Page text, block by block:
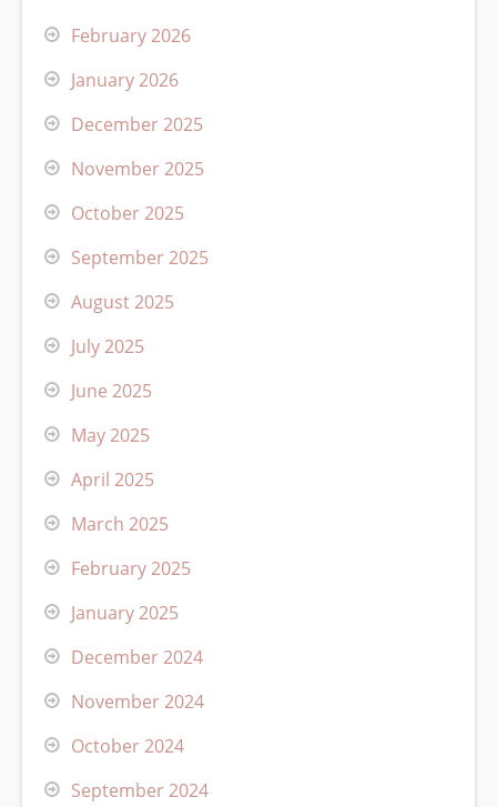
February 2026
January 2026
December 2025
November 2025
October 2025
September 2025
August 2025
July 2025
June 2025
May 2025
April 2025
March 2025
February 2025
January 2025
December 2024
November 2024
October 2024
September 2024